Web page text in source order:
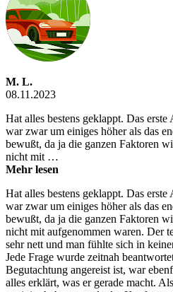
M. L.
08.11.2023
Hat alles bestens geklappt. Das
war zwar um einiges höher als das
bewußt, da ja die ganzen Faktoren
nicht mit …
Mehr lesen
Hat alles bestens geklappt. Das
war zwar um einiges höher als das
bewußt, da ja die ganzen Faktoren
nicht mit aufgenommen waren. Der
sehr nett und man fühlte sich in
Jede Frage wurde zeitnah
Begutachtung angereist ist, war
alles erklärt, was er gerade macht.